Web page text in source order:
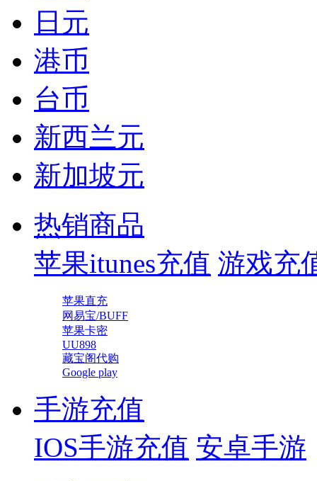
日元
港币
台币
新西兰元
新加坡元
热销商品
苹果itunes充值 游戏充
苹果直充
网易宝/BUFF
苹果卡密
UU898
藏宝阁代购
Google play
手游充值
IOS手游充值 安卓手游